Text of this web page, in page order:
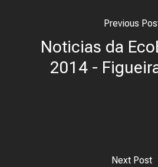
Previous
Noticias da
2014 -
Next Post